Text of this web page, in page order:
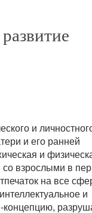
и
и его ранней
и
взрослыми в
на все
и